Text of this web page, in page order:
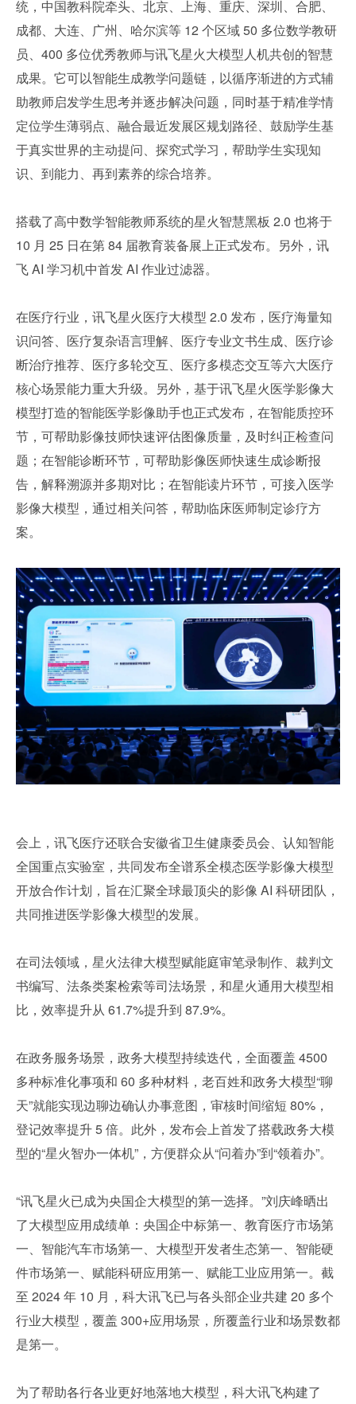
统，中国教科院牵头、北京、上海、重庆、深圳、合肥、
成都、大连、广州、哈尔滨等 12 个区域 50 多位数学教研
员、400 多位优秀教师与讯飞星火大模型人机共创的智慧
成果。它可以智能生成教学问题链，以循序渐进的方式辅
助教师启发学生思考并逐步解决问题，同时基于精准学情
定位学生薄弱点、融合最近发展区规划路径、鼓励学生基
于真实世界的主动提问、探究式学习，帮助学生实现知
识、到能力、再到素养的综合培养。
搭载了高中数学智能教师系统的星火智慧黑板 2.0 也将于
10 月 25 日在第 84 届教育装备展上正式发布。另外，讯
飞 AI 学习机中首发 AI 作业过滤器。
在医疗行业，讯飞星火医疗大模型 2.0 发布，医疗海量知
识问答、医疗复杂语言理解、医疗专业文书生成、医疗诊
断治疗推荐、医疗多轮交互、医疗多模态交互等六大医疗
核心场景能力重大升级。另外，基于讯飞星火医学影像大
模型打造的智能医学影像助手也正式发布，在智能质控环
节，可帮助影像技师快速评估图像质量，及时纠正检查问
题；在智能诊断环节，可帮助影像医师快速生成诊断报
告，解释溯源并多期对比；在智能读片环节，可接入医学
影像大模型，通过相关问答，帮助临床医师制定诊疗方
案。
会上，讯飞医疗还联合安徽省卫生健康委员会、认知智能
全国重点实验室，共同发布全谱系全模态医学影像大模型
开放合作计划，旨在汇聚全球最顶尖的影像 AI 科研团队，
共同推进医学影像大模型的发展。
在司法领域，星火法律大模型赋能庭审笔录制作、裁判文
书编写、法条类案检索等司法场景，和星火通用大模型相
比，效率提升从 61.7%提升到 87.9%。
在政务服务场景，政务大模型持续迭代，全面覆盖 4500
多种标准化事项和 60 多种材料，老百姓和政务大模型“聊
天”就能实现边聊边确认办事意图，审核时间缩短 80%，
登记效率提升 5 倍。此外，发布会上首发了搭载政务大模
型的“星火智办一体机”，方便群众从“问着办”到“领着办”。
“讯飞星火已成为央国企大模型的第一选择。”刘庆峰晒出
了大模型应用成绩单：央国企中标第一、教育医疗市场第
一、智能汽车市场第一、大模型开发者生态第一、智能硬
件市场第一、赋能科研应用第一、赋能工业应用第一。截
至 2024 年 10 月，科大讯飞已与各头部企业共建 20 多个
行业大模型，覆盖 300+应用场景，所覆盖行业和场景数都
是第一。
为了帮助各行各业更好地落地大模型，科大讯飞构建了